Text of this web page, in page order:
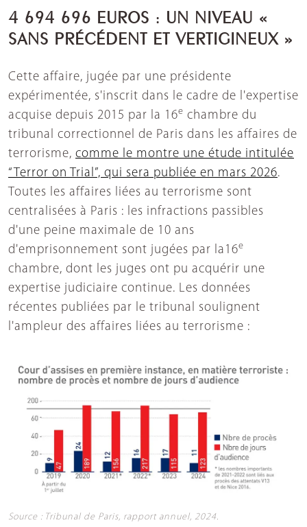
4 694 696 EUROS : UN NIVEAU «
SANS PRÉCÉDENT ET VERTIGINEUX »
Cette affaire, jugée par une présidente
expérimentée, s'inscrit dans le cadre de l'expertise
acquise depuis 2015 par la 16e chambre du
tribunal correctionnel de Paris dans les affaires de
terrorisme, comme le montre une étude intitulée
“Terror on Trial”, qui sera publiée en mars 2026.
Toutes les affaires liées au terrorisme sont
centralisées à Paris : les infractions passibles
d'une peine maximale de 10 ans
d'emprisonnement sont jugées par la16e
chambre, dont les juges ont pu acquérir une
expertise judiciaire continue. Les données
récentes publiées par le tribunal soulignent
l'ampleur des affaires liées au terrorisme :
Source : Tribunal de Paris, rapport annuel, 2024.